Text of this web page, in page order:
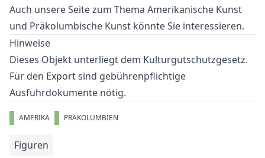
Auch unsere Seite zum Thema Amerikanische Kunst
und Präkolumbische Kunst könnte Sie interessieren.
Hinweise
Dieses Objekt unterliegt dem Kulturgutschutzgesetz.
Für den Export sind gebührenpflichtige
Ausfuhrdokumente nötig.
AMERIKA PRÄKOLUMBIEN
Figuren